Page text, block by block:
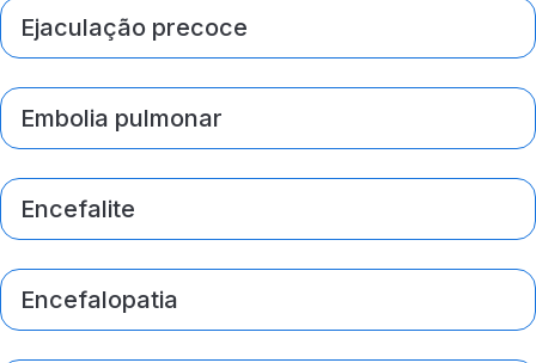
Ejaculação precoce
Embolia pulmonar
Encefalite
Encefalopatia